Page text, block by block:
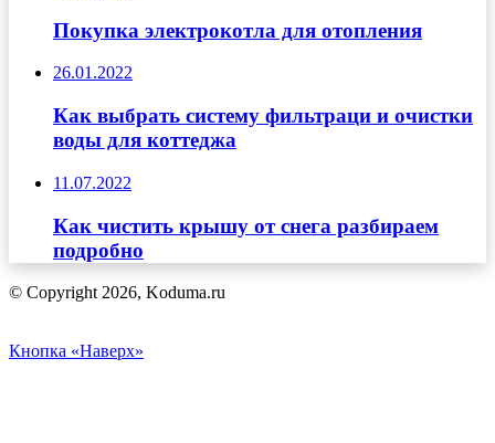
Покупка электрокотла для отопления
26.01.2022
Как выбрать систему фильтраци и очистки
воды для коттеджа
11.07.2022
Как чистить крышу от снега разбираем
подробно
© Copyright 2026, Koduma.ru
Кнопка «Наверх»